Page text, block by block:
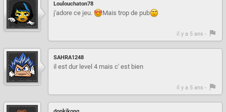
Loulouchaton78
j'adore ce jeu. Mais trop de pub
il y a 5 ans -
SAHRA1248
il est dur level 4 mais c' est bien
il y a 5 ans -